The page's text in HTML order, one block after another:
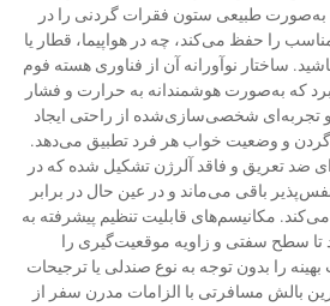
طبیعی ستون فقرات گردنی را در
را حفظ می‌کند، چه در هواپیما، قطار یا
ساختار نوآورانه آن از فناوری هسته فوم
که به‌صورت هوشمندانه به حرارت و فشار
تجربه‌ای شخصی‌سازی‌شده از راحتی ایجاد
گردن و وضعیت خواب هر فرد تطبیق می‌دهد.
ضد تعریق و فاقد آلرژن تشکیل شده که در
باقی می‌ماند و در عین حال در برابر
مکانیسم‌های قابلیت تنظیم پیشرفته به
تا سطح سفتی و زاویه موقعیت‌گیری را
را بدون توجه به نوع صندلی یا ترجیحات
بالش مسافرتی با الزامات مدرن سفر از